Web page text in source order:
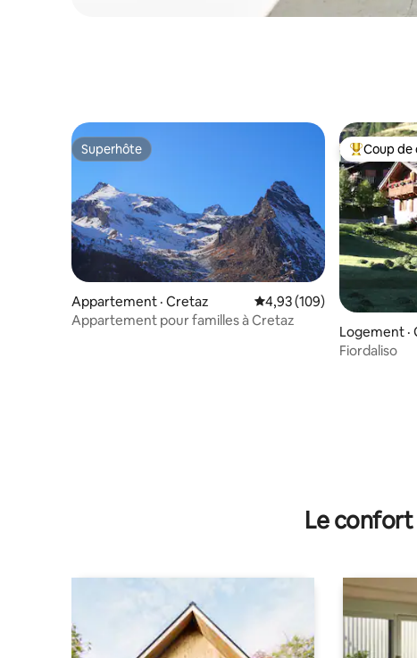
Superhôte
Superhôte
Appartement · Cretaz Note moyenne de 4,93
4,93 (109)
Appartement pour familles à Cretaz
Coup de
Coup
Logement ·
Fiordaliso
Le confort